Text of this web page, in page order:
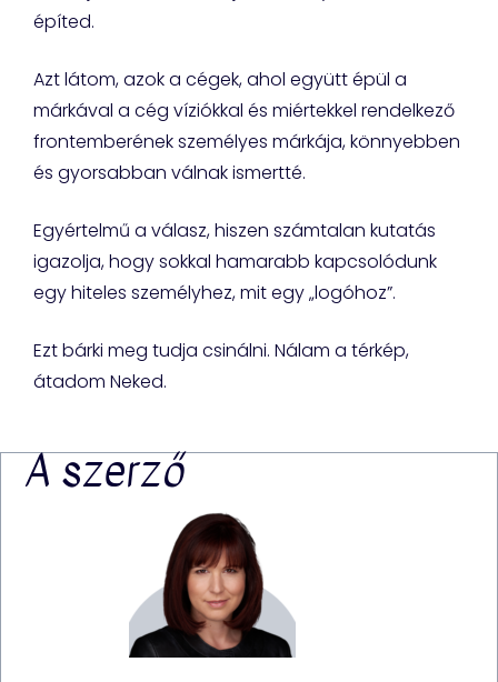
építed.
Azt látom, azok a cégek, ahol együtt épül a
márkával a cég víziókkal és miértekkel rendelkező
frontemberének személyes márkája, könnyebben
és gyorsabban válnak ismertté.
Egyértelmű a válasz, hiszen számtalan kutatás
igazolja, hogy sokkal hamarabb kapcsolódunk
egy hiteles személyhez, mit egy „logóhoz”.
Ezt bárki meg tudja csinálni. Nálam a térkép,
átadom Neked.
A szerző